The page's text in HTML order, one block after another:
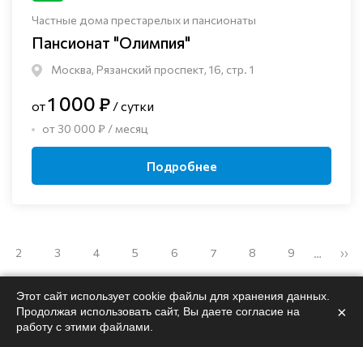
Частные дома престарелых и пансионаты
Пансионат "Олимпия"
Москва, Рязанский проспект, 16, стр. 1
от1 000 ₽ / сутки
от 30 000 ₽ / месяц
Подробнее
2 3 4 5 6 7 8 9 … ››
Этот сайт использует cookie файлы для хранения данных.
Продолжая использовать сайт, Вы даете согласие на
работу с этими файлами.
×